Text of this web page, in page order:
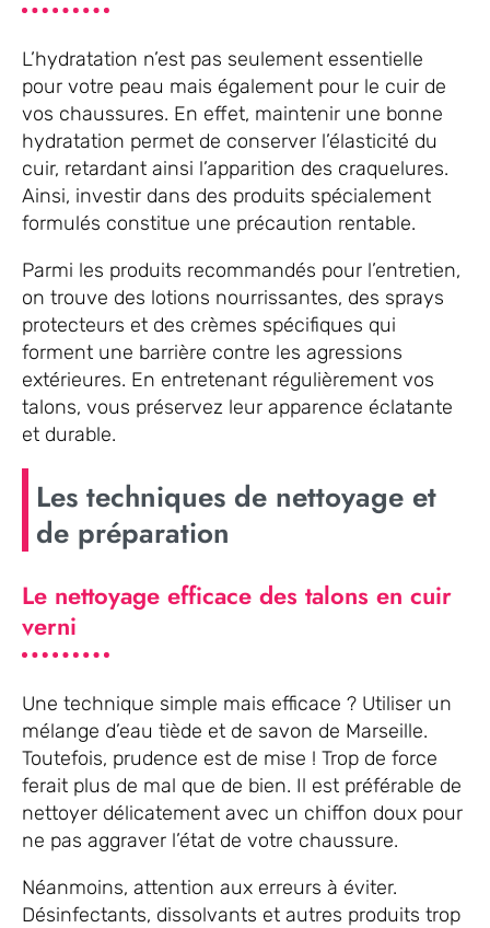
L’hydratation n’est pas seulement essentielle
pour votre peau mais également pour le cuir de
vos chaussures. En effet, maintenir une bonne
hydratation permet de conserver l’élasticité du
cuir, retardant ainsi l’apparition des craquelures.
Ainsi, investir dans des produits spécialement
formulés constitue une précaution rentable.
Parmi les produits recommandés pour l’entretien,
on trouve des lotions nourrissantes, des sprays
protecteurs et des crèmes spécifiques qui
forment une barrière contre les agressions
extérieures. En entretenant régulièrement vos
talons, vous préservez leur apparence éclatante
et durable.
Les techniques de nettoyage et
de préparation
Le nettoyage efficace des talons en cuir
verni
Une technique simple mais efficace ? Utiliser un
mélange d’eau tiède et de savon de Marseille.
Toutefois, prudence est de mise ! Trop de force
ferait plus de mal que de bien. Il est préférable de
nettoyer délicatement avec un chiffon doux pour
ne pas aggraver l’état de votre chaussure.
Néanmoins, attention aux erreurs à éviter.
Désinfectants, dissolvants et autres produits trop